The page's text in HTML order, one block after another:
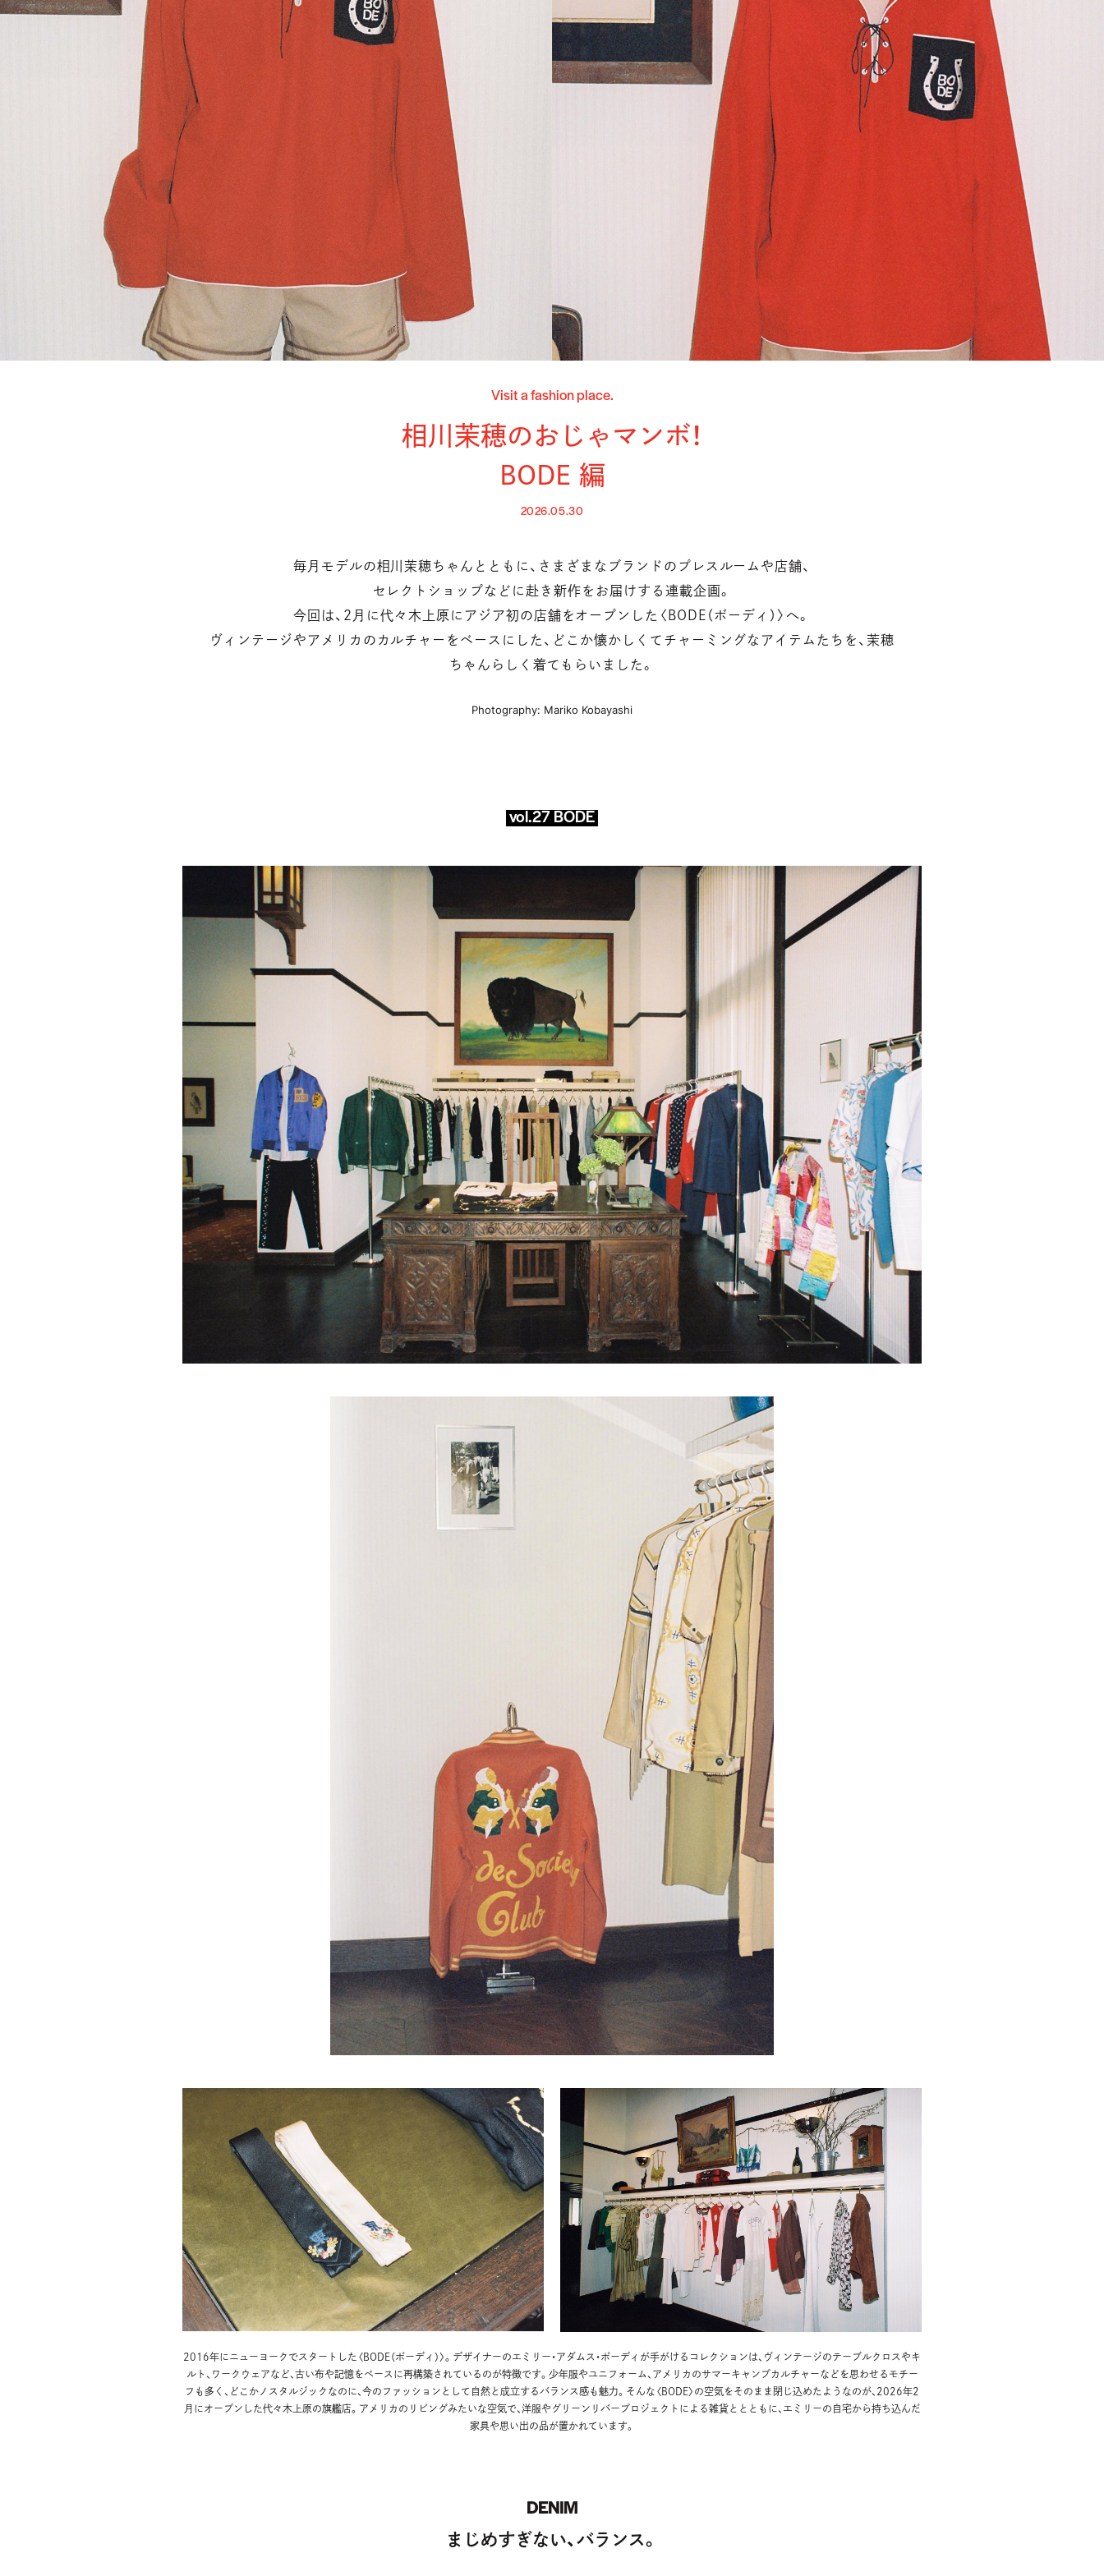
Visit a fashion place.
相川茉穂のおじゃマンボ！
BODE 編
2026.05.30
毎月モデルの相川茉穂ちゃんとともに、さまざまなブランドのプレスルームや店舗、
セレクトショップなどに赴き新作をお届けする連載企画。
今回は、2月に代々木上原にアジア初の店舗をオープンした〈BODE（ボーディ）〉へ。
ヴィンテージやアメリカのカルチャーをベースにした、どこか懐かしくてチャーミングなアイテムたちを、茉穂
ちゃんらしく着てもらいました。
Photography: Mariko Kobayashi
vol.27 BODE
2016年にニューヨークでスタートした〈BODE（ボーディ）〉。デザイナーのエミリー・アダムス・ボーディが手がけるコレクションは、ヴィンテージのテーブルクロスやキ
ルト、ワークウェアなど、古い布や記憶をベースに再構築されているのが特徴です。少年服やユニフォーム、アメリカのサマーキャンプカルチャーなどを思わせるモチー
フも多く、どこかノスタルジックなのに、今のファッションとして自然と成立するバランス感も魅力。そんな〈BODE〉の空気をそのまま閉じ込めたようなのが、2026年2
月にオープンした代々木上原の旗艦店。アメリカのリビングみたいな空気で、洋服やグリーンリバープロジェクトによる雑貨ととともに、エミリーの自宅から持ち込んだ
家具や思い出の品が置かれています。
DENIM
まじめすぎない、バランス。